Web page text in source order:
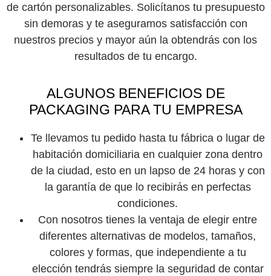
de cartón personalizables. Solicítanos tu presupuesto
sin demoras y te aseguramos satisfacción con
nuestros precios y mayor aún la obtendrás con los
resultados de tu encargo.
ALGUNOS BENEFICIOS DE
PACKAGING PARA TU EMPRESA
Te llevamos tu pedido hasta tu fábrica o lugar de
habitación domiciliaria en cualquier zona dentro
de la ciudad, esto en un lapso de 24 horas y con
la garantía de que lo recibirás en perfectas
condiciones.
Con nosotros tienes la ventaja de elegir entre
diferentes alternativas de modelos, tamaños,
colores y formas, que independiente a tu
elección tendrás siempre la seguridad de contar